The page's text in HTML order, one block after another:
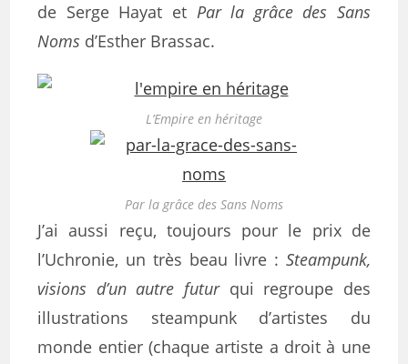
de Serge Hayat et Par la grâce des Sans
Noms d’Esther Brassac.
L’Empire en héritage
Par la grâce des Sans Noms
J’ai aussi reçu, toujours pour le prix de
l’Uchronie, un très beau livre : Steampunk,
visions d’un autre futurqui regroupe des
illustrations steampunk d’artistes du
monde entier (chaque artiste a droit à une